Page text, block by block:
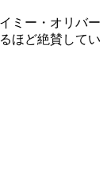
ミー・オリバー
ほど絶賛してい